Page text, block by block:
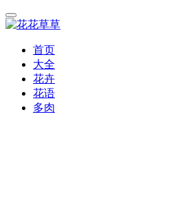
首页
大全
花卉
花语
多肉